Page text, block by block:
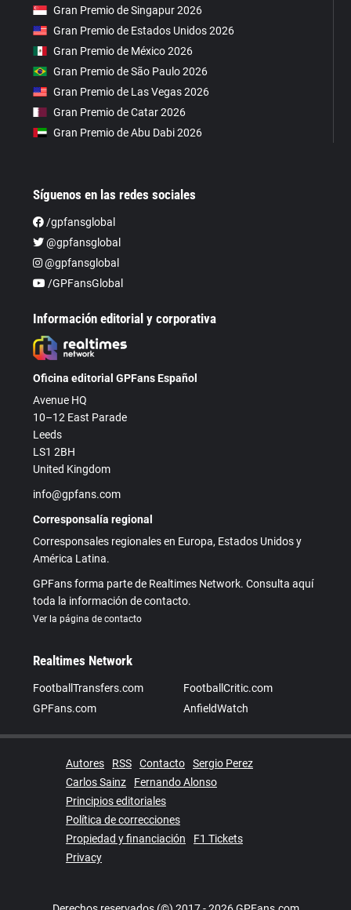
Gran Premio de Singapur 2026
Gran Premio de Estados Unidos 2026
Gran Premio de México 2026
Gran Premio de São Paulo 2026
Gran Premio de Las Vegas 2026
Gran Premio de Catar 2026
Gran Premio de Abu Dabi 2026
Síguenos en las redes sociales
/gpfansglobal
@gpfansglobal
@gpfansglobal
/GPFansGlobal
Información editorial y corporativa
Oficina editorial GPFans Español
Avenue HQ
10–12 East Parade
Leeds
LS1 2BH
United Kingdom
info@gpfans.com
Corresponsalía regional
Corresponsales regionales en Europa, Estados Unidos y
América Latina.
GPFans forma parte de Realtimes Network. Consulta aquí
toda la información de contacto.
Ver la página de contacto
Realtimes Network
FootballTransfers.com
FootballCritic.com
GPFans.com
AnfieldWatch
Autores RSS Contacto
Sergio Perez
Carlos Sainz
Fernando Alonso
Principios editoriales
Política de correcciones
Propiedad y financiación
F1 Tickets
Privacy